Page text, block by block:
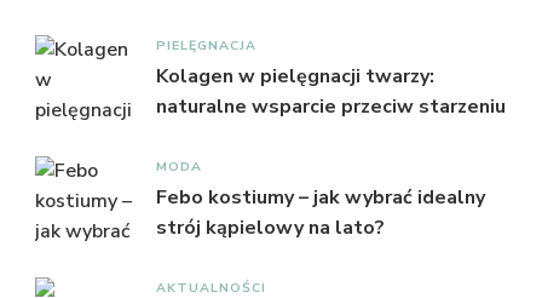
PIELĘGNACJA
Kolagen w pielęgnacji twarzy:
naturalne wsparcie przeciw starzeniu
MODA
Febo kostiumy – jak wybrać idealny
strój kąpielowy na lato?
AKTUALNOŚCI